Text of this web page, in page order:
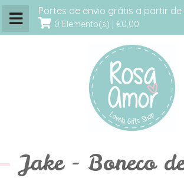
Portes de envio grátis a partir de
0 Elemento(s) | €0,00
Jake - Boneco